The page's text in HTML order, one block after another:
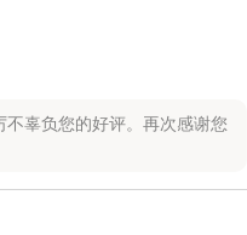
辜负您的好评。再次感谢您